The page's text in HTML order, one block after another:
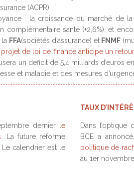
(ACPR)
: la croissance du marché de
complémentaire santé (+2,6%), et
FFA(sociétés d’assurance) et FNMF
projet de loi de finance anticipe un
un déficit de 5,4 milliards d’euros
et maladie et des mesures
dernier
le
. La future réforme
calendrier est le
TAUX
Dans
BCE a
politique de
au 1er